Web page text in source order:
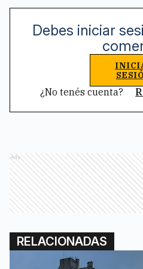
Debes iniciar
¿No tenés cuenta?
Ads
RELACIONADAS